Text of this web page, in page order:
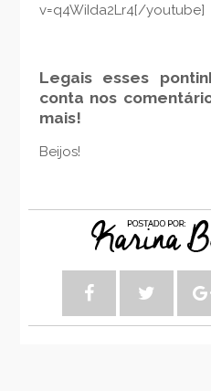
v=q4WiIda2Lr4[/youtube]
Legais esses
conta nos
mais!
Beijos!